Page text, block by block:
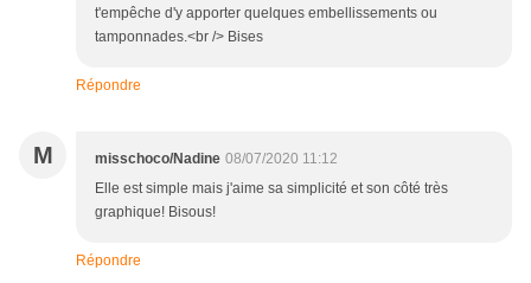
t'empêche d'y apporter quelques embellissements ou
tamponnades.<br /> Bises
Répondre
M misschoco/Nadine 08/07/2020 11:12
Elle est simple mais j'aime sa simplicité et son côté très
graphique! Bisous!
Répondre